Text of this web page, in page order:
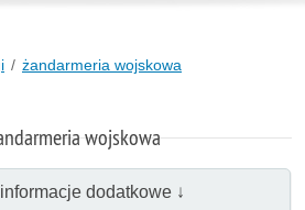
żandarmeria wojskowa
wojskowa
dodatkowe ↓